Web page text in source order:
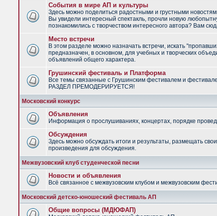
События в мире АП и культуры
Здесь можно поделиться радостными и грустными
Вы увидели интересный спектакль, прочли новую
познакомились с творчеством интересного автора? Вам
Место встречи
В этом разделе можно назначать встречи, искать
предназначен, в основном, для учебных и творческих
объявлений общего характера.
Грушинский фестиваль и Платформа
Все темы связанные с Грушинским фестивалем и
РАЗДЕЛ ПРЕМОДЕРИРУЕТСЯ!
Московский конкурс
Объявления
Информация о прослушиваниях, концертах, порядке
Обсуждения
Здесь можно обсуждать итоги и результаты, размещать
произведения для обсуждения.
Межвузовский клуб студенческой песни
Новости и объявления
Всё связанное с межвузовским клубом и межвузовским
Московский детско-юношеский фестиваль АП
Общие вопросы (МДЮФАП)